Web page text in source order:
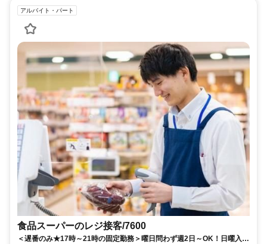
アルバイト・パート
食品スーパーのレジ接客/7600
＜遅番のみ★17時～21時の固定勤務＞曜日問わず週2日～OK！日曜入れ